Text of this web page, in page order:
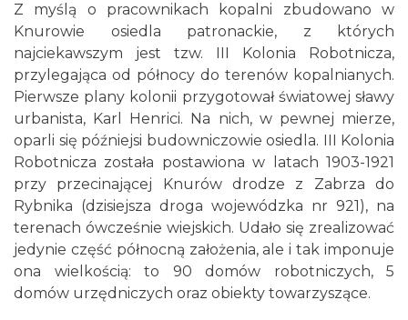
Z myślą o pracownikach kopalni zbudowano w
Knurowie osiedla patronackie, z których
najciekawszym jest tzw. III Kolonia Robotnicza,
przylegająca od północy do terenów kopalnianych.
Pierwsze plany kolonii przygotował światowej sławy
urbanista, Karl Henrici. Na nich, w pewnej mierze,
oparli się późniejsi budowniczowie osiedla. III Kolonia
Robotnicza została postawiona w latach 1903-1921
przy przecinającej Knurów drodze z Zabrza do
Rybnika (dzisiejsza droga wojewódzka nr 921), na
terenach ówcześnie wiejskich. Udało się zrealizować
jedynie część północną założenia, ale i tak imponuje
ona wielkością: to 90 domów robotniczych, 5
domów urzędniczych oraz obiekty towarzyszące.